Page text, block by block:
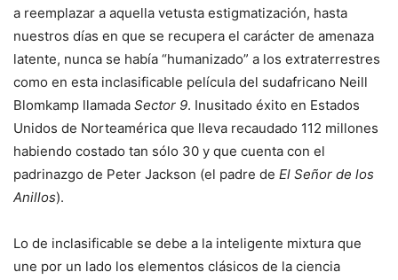
a reemplazar a aquella vetusta estigmatización, hasta
nuestros días en que se recupera el carácter de amenaza
latente, nunca se había “humanizado” a los extraterrestres
como en esta inclasificable película del sudafricano Neill
Blomkamp llamada Sector 9. Inusitado éxito en Estados
Unidos de Norteamérica que lleva recaudado 112 millones
habiendo costado tan sólo 30 y que cuenta con el
padrinazgo de Peter Jackson (el padre de El Señor de los
Anillos).
Lo de inclasificable se debe a la inteligente mixtura que
une por un lado los elementos clásicos de la ciencia